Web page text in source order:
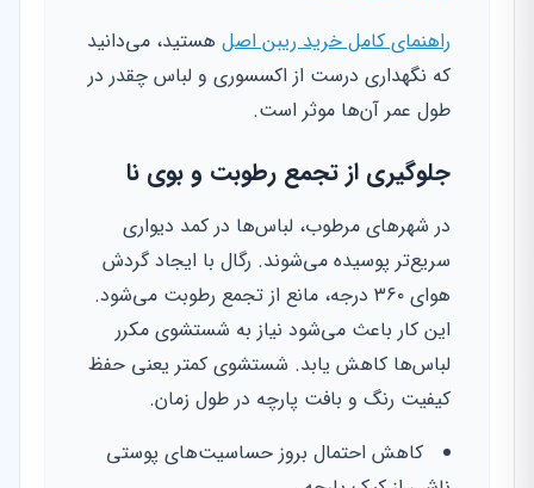
راهنمای کامل خرید ریبن اصل هستید، می‌دانید
که نگهداری درست از اکسسوری و لباس چقدر در
طول عمر آن‌ها موثر است.
جلوگیری از تجمع رطوبت و بوی نا
در شهرهای مرطوب، لباس‌ها در کمد دیواری
سریع‌تر پوسیده می‌شوند. رگال با ایجاد گردش
هوای ۳۶۰ درجه، مانع از تجمع رطوبت می‌شود.
این کار باعث می‌شود نیاز به شستشوی مکرر
لباس‌ها کاهش یابد. شستشوی کمتر یعنی حفظ
کیفیت رنگ و بافت پارچه در طول زمان.
کاهش احتمال بروز حساسیت‌های پوستی